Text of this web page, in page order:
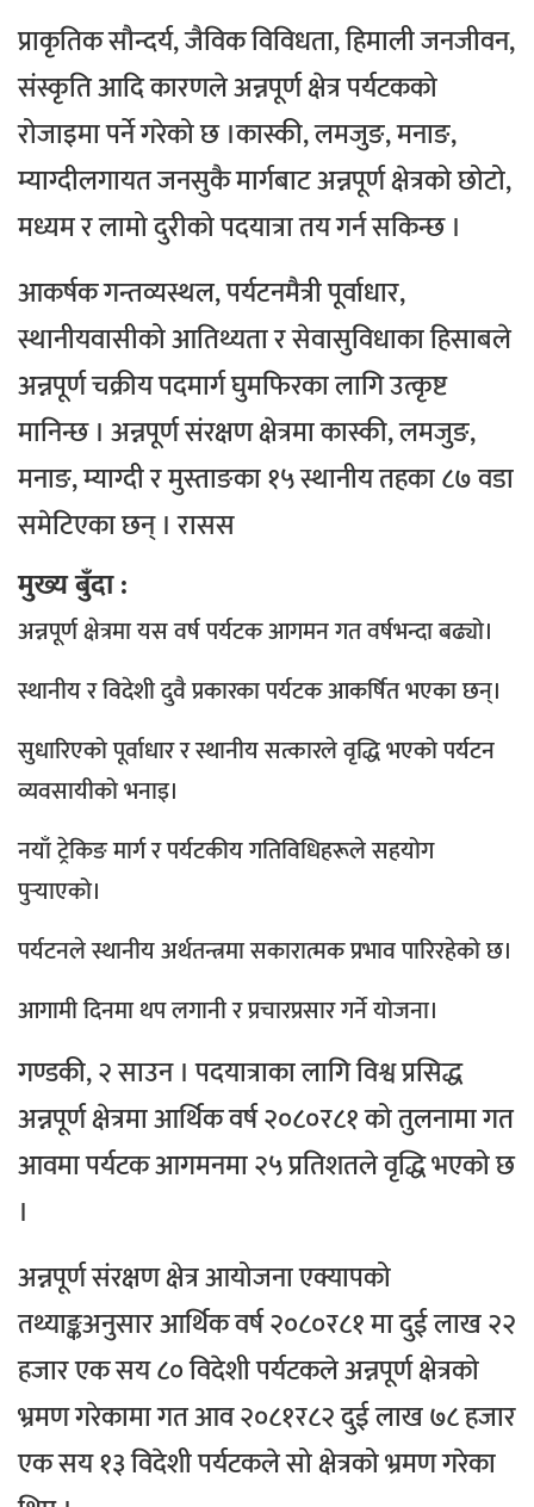
प्राकृतिक सौन्दर्य, जैविक विविधता, हिमाली जनजीवन,
संस्कृति आदि कारणले अन्नपूर्ण क्षेत्र पर्यटकको
रोजाइमा पर्ने गरेको छ ।कास्की, लमजुङ, मनाङ,
म्याग्दीलगायत जनसुकै मार्गबाट अन्नपूर्ण क्षेत्रको छोटो,
मध्यम र लामो दुरीको पदयात्रा तय गर्न सकिन्छ ।
आकर्षक गन्तव्यस्थल, पर्यटनमैत्री पूर्वाधार,
स्थानीयवासीको आतिथ्यता र सेवासुविधाका हिसाबले
अन्नपूर्ण चक्रीय पदमार्ग घुमफिरका लागि उत्कृष्ट
मानिन्छ । अन्नपूर्ण संरक्षण क्षेत्रमा कास्की, लमजुङ,
मनाङ, म्याग्दी र मुस्ताङका १५ स्थानीय तहका ८७ वडा
समेटिएका छन् । रासस
मुख्य बुँदा :
अन्नपूर्ण क्षेत्रमा यस वर्ष पर्यटक आगमन गत वर्षभन्दा बढ्यो।
स्थानीय र विदेशी दुवै प्रकारका पर्यटक आकर्षित भएका छन्।
सुधारिएको पूर्वाधार र स्थानीय सत्कारले वृद्धि भएको पर्यटन
व्यवसायीको भनाइ।
नयाँ ट्रेकिङ मार्ग र पर्यटकीय गतिविधिहरूले सहयोग
पुर्‍याएको।
पर्यटनले स्थानीय अर्थतन्त्रमा सकारात्मक प्रभाव पारिरहेको छ।
आगामी दिनमा थप लगानी र प्रचारप्रसार गर्ने योजना।
गण्डकी, २ साउन । पदयात्राका लागि विश्व प्रसिद्ध
अन्नपूर्ण क्षेत्रमा आर्थिक वर्ष २०८०र८१ को तुलनामा गत
आवमा पर्यटक आगमनमा २५ प्रतिशतले वृद्धि भएको छ
।
अन्नपूर्ण संरक्षण क्षेत्र आयोजना एक्यापको
तथ्याङ्कअनुसार आर्थिक वर्ष २०८०र८१ मा दुई लाख २२
हजार एक सय ८० विदेशी पर्यटकले अन्नपूर्ण क्षेत्रको
भ्रमण गरेकामा गत आव २०८१र८२ दुई लाख ७८ हजार
एक सय १३ विदेशी पर्यटकले सो क्षेत्रको भ्रमण गरेका